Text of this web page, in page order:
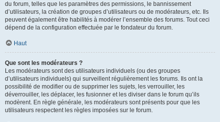
du forum, telles que les paramètres des permissions, le bannissement
d’utilisateurs, la création de groupes d’utilisateurs ou de modérateurs, etc. Ils
peuvent également être habilités à modérer l’ensemble des forums. Tout ceci
dépend de la configuration effectuée par le fondateur du forum.
Haut
Que sont les modérateurs ?
Les modérateurs sont des utilisateurs individuels (ou des groupes
d’utilisateurs individuels) qui surveillent régulièrement les forums. Ils ont la
possibilité de modifier ou de supprimer les sujets, les verrouiller, les
déverrouiller, les déplacer, les fusionner et les diviser dans le forum qu’ils
modèrent. En règle générale, les modérateurs sont présents pour que les
utilisateurs respectent les règles imposées sur le forum.